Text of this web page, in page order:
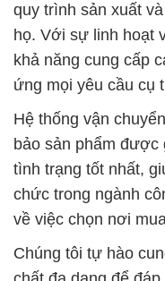
quy trình sản xuất
họ. Với sự linh hoạt
khả năng cung cấp
ứng mọi yêu cầu cụ
Hệ thống vận
bảo sản phẩm được
tình trạng tốt nhất,
chức trong ngành
về việc chọn nơi
Chúng tôi tự hào